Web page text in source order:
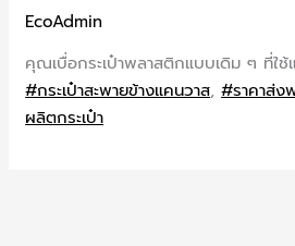
EcoAdmin
คุณเบื่อกระเป๋าพลาสติกแบบเดิม ๆ ที่ใช้
#กระเป๋าสะพายข้างแคนวาส,#ราคาส่ง
ผลิตกระเป๋า